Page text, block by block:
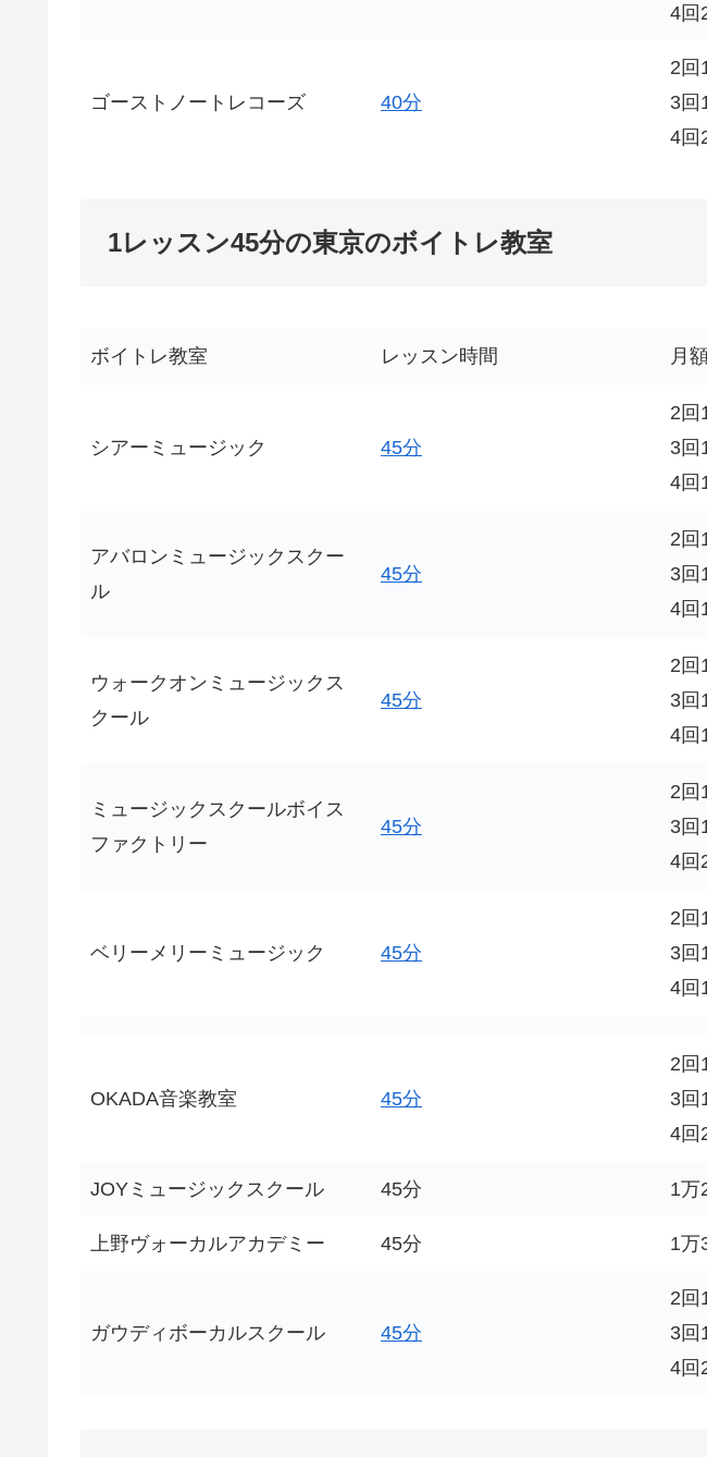
4回
ゴーストノートレコーズ 40分
2回
3回
4回
1レッスン45分の東京のボイトレ教室
ボイトレ教室 レッスン時間 月
シアーミュージック 45分
2回
3回
4回
アバロンミュージックスクー
ル
45分
2回
3回
4回
ウォークオンミュージックス
クール
45分
2回
3回
4回
ミュージックスクールボイス
ファクトリー
45分
2回
3回
4回
ベリーメリーミュージック 45分
2回
3回
4回
OKADA音楽教室 45分
2回
3回
4回
JOYミュージックスクール 45分 1万
上野ヴォーカルアカデミー 45分 1万
ガウディボーカルスクール 45分
2回
3回
4回